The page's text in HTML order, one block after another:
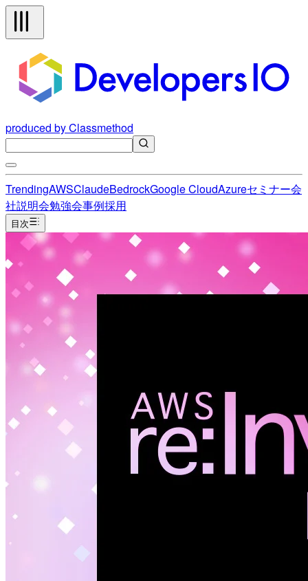
produced by Classmethod
TrendingAWSClaudeBedrockGoogle CloudAzureセミナー会
社説明会勉強会事例採用
目次